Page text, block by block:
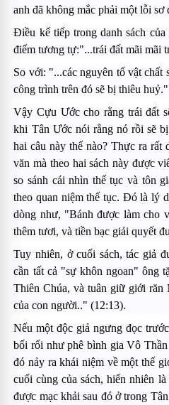
anh đã không mắc phải một lỗi sơ
Ðiều kế tiếp trong danh sách
điểm tương tự:"...trái đất mãi mãi
So với: "...các nguyên tố vật chất
công trình trên đó sẽ bị thiêu
Vậy Cựu Ước cho rằng trái đất
khi Tân Ước nói rằng nó rồi sẽ
hai câu này thế nào? Thực ra rất
văn mà theo hai sách này được
so sánh cái nhìn thế tục và tôn
theo quan niệm thế tục. Ðó là lý
dòng như, "Bánh được làm cho
thêm tươi, và tiền bạc giải quyết
Tuy nhiên, ở cuối sách, tác giả
cần tất cả "sự khôn ngoan" ông
Thiên Chúa, và tuân giữ giới răn
của con người.." (12:13).
Nếu một độc giả ngưng đọc
bối rối như phê bình gia Vô
đó nảy ra khái niệm về một thế
cuối cùng của sách, hiển nhiên
được mạc khải sau đó ở trong